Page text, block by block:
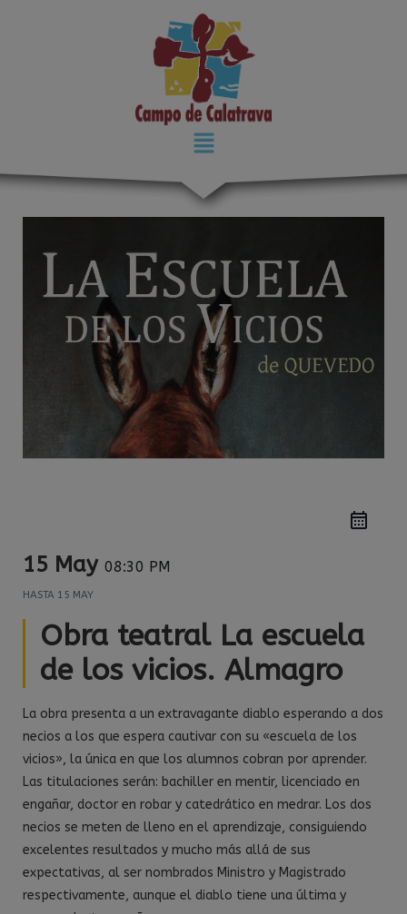
15 May 08:30 PM
HASTA 15 MAY
Obra teatral La escuela
de los vicios. Almagro
La obra presenta a un extravagante diablo esperando a dos
necios a los que espera cautivar con su «escuela de los
vicios», la única en que los alumnos cobran por aprender.
Las titulaciones serán: bachiller en mentir, licenciado en
engañar, doctor en robar y catedrático en medrar. Los dos
necios se meten de lleno en el aprendizaje, consiguiendo
excelentes resultados y mucho más allá de sus
expectativas, al ser nombrados Ministro y Magistrado
respectivamente, aunque el diablo tiene una última y